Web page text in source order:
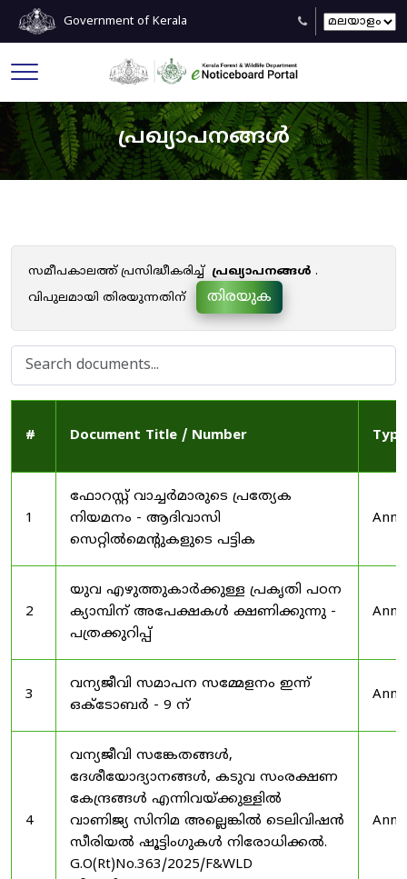
Government of Kerala
പ്രഖ്യാപനങ്ങൾ
സമീപകാലത്ത് പ്രസിദ്ധീകരിച്ച് പ്രഖ്യാപനങ്ങൾ .
വിപുലമായി തിരയുന്നതിന്
തിരയുക
# Document Title / Number Type
1
ഫോറസ്റ്റ് വാച്ചർമാരുടെ പ്രത്യേക
നിയമനം - ആദിവാസി
സെറ്റിൽമെന്റുകളുടെ പട്ടിക
2
യുവ എഴുത്തുകാർക്കുള്ള പ്രകൃതി പഠന
ക്യാമ്പിന് അപേക്ഷകൾ ക്ഷണിക്കുന്നു -
പത്രക്കുറിപ്പ്
3
വന്യജീവി സമാപന സമ്മേളനം ഇന്ന്
ഒക്ടോബർ - 9 ന്
4
വന്യജീവി സങ്കേതങ്ങൾ,
ദേശീയോദ്യാനങ്ങൾ, കടുവ സംരക്ഷണ
കേന്ദ്രങ്ങൾ എന്നിവയ്ക്കുള്ളിൽ
വാണിജ്യ സിനിമ അല്ലെങ്കിൽ ടെലിവിഷൻ
സീരിയൽ ഷൂട്ടിംഗുകൾ നിരോധിക്കൽ.
G.O(Rt)No.363/2025/F&WLD